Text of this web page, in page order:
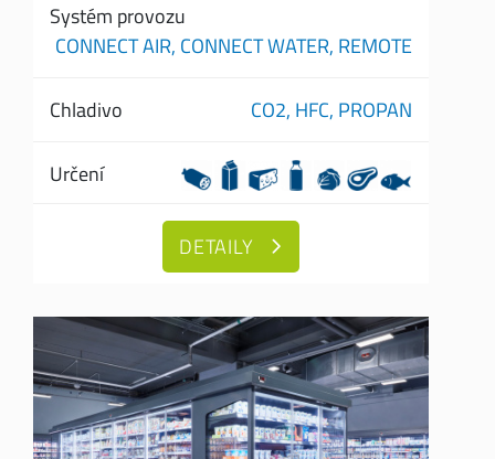
Systém provozu
CONNECT AIR, CONNECT WATER, REMOTE
Chladivo CO2, HFC, PROPAN
Určení
DETAILY